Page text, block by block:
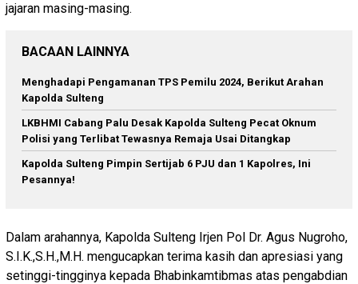
jajaran masing-masing.
BACAAN LAINNYA
Menghadapi Pengamanan TPS Pemilu 2024, Berikut Arahan
Kapolda Sulteng
LKBHMI Cabang Palu Desak Kapolda Sulteng Pecat Oknum
Polisi yang Terlibat Tewasnya Remaja Usai Ditangkap
Kapolda Sulteng Pimpin Sertijab 6 PJU dan 1 Kapolres, Ini
Pesannya!
Dalam arahannya, Kapolda Sulteng Irjen Pol Dr. Agus Nugroho,
S.I.K.,S.H.,M.H. mengucapkan terima kasih dan apresiasi yang
setinggi-tingginya kepada Bhabinkamtibmas atas pengabdian